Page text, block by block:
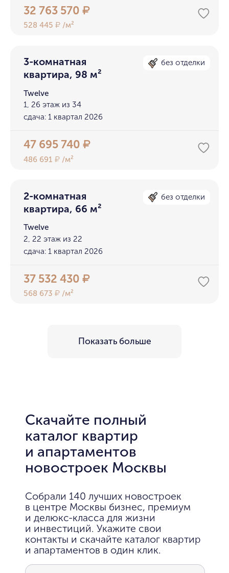
32 763 570₽
528 445₽ /м²
3-комнатная
квартира, 98 м²
без отделки
Twelve
1, 26 этаж из 34
сдача: 1 квартал 2026
47 695 740₽
486 691₽ /м²
2-комнатная
квартира, 66 м²
без отделки
Twelve
2, 22 этаж из 22
сдача: 1 квартал 2026
37 532 430₽
568 673₽ /м²
Показать больше
Скачайте полный
каталог квартир
и апартаментов
новостроек Москвы
Собрали 140 лучших новостроек
в центре Москвы бизнес, премиум
и делюкс-класса для жизни
и инвестиций. Укажите свои
контакты и скачайте каталог квартир
и апартаментов в один клик.